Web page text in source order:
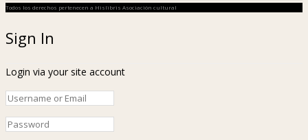
Todos los derechos pertenecen a Hislibris Asociación cultural
Sign In
Login via your site account